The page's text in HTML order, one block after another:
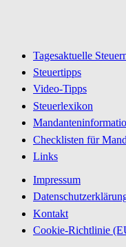
Tagesaktuelle
Steuertipps
Video-Tipps
Steuerlexikon
Checklisten für
Links
Impressum
Kontakt
Cookie-Richtlinie